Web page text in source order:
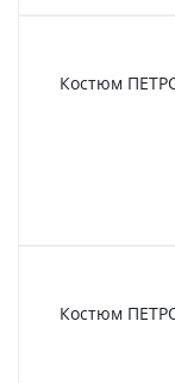
Костюм ПЕТРОЛЕУМ
Костюм ПЕТРОЛЕУМ